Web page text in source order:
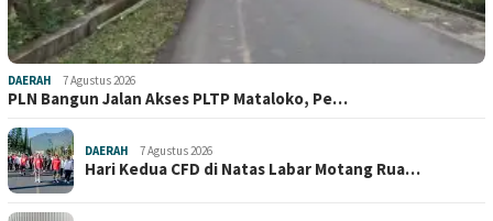
DAERAH 7 Agustus 2026
PLN Bangun Jalan Akses PLTP Mataloko, Pe…
DAERAH 7 Agustus 2026
Hari Kedua CFD di Natas Labar Motang Rua…